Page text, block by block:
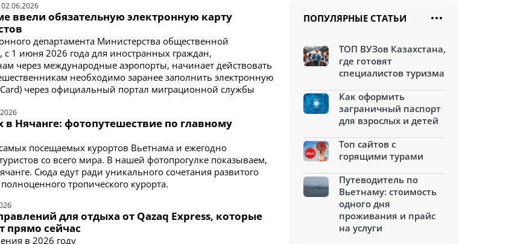
02.06.2026
ввели обязательную электронную карту
департамента Министерства общественной
с 1 июня 2026 года для иностранных граждан,
через международные аэропорты, начинает действовать
необходимо заранее заполнить электронную
через официальный портал миграционной службы
в Нячанге: фотопутешествие по главному
посещаемых курортов Вьетнама и ежегодно
со всего мира. В нашей фотопрогулке показываем,
Сюда едут ради уникального сочетания развитого
тропического курорта.
для отдыха от Qazaq Express, которые
прямо сейчас
в 2026 году
ПОПУЛЯРНЫЕ СТАТЬИ
ТОП ВУЗов Казахстана,
где готовят
специалистов туризма
Как оформить
заграничный паспорт
для взрослых и детей
Топ сайтов с
горящими турами
Путеводитель по
Вьетнаму: стоимость
одного дня
проживания и прайс
на услуги